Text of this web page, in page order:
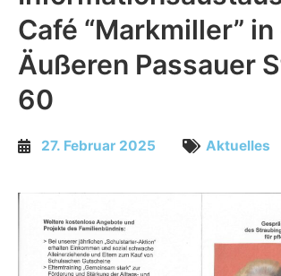
Café “Markmiller”
Äußeren Passauer
60
27. Februar 2025 Aktuelles